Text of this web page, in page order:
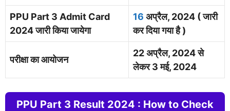
PPU Part 3 Admit Card
2024 जारी किया जायेगा
16 अप्रैल, 2024 ( जारी
कर दिया गया है )
परीक्षा का आयोजन
22 अप्रैल, 2024 से
लेकर 3 मई, 2024
PPU Part 3 Result 2024 : How to Check